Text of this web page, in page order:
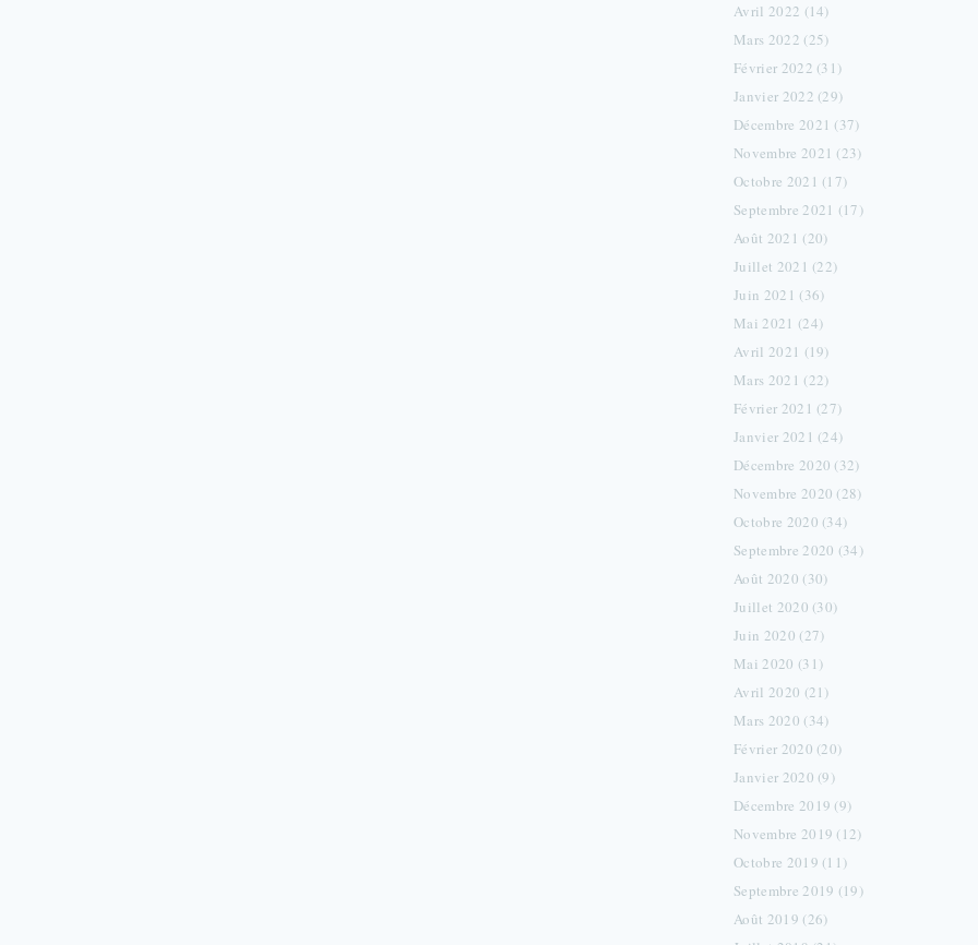
Avril 2022 (14)
Mars 2022 (25)
Février 2022 (31)
Janvier 2022 (29)
Décembre 2021 (37)
Novembre 2021 (23)
Octobre 2021 (17)
Septembre 2021 (17)
Août 2021 (20)
Juillet 2021 (22)
Juin 2021 (36)
Mai 2021 (24)
Avril 2021 (19)
Mars 2021 (22)
Février 2021 (27)
Janvier 2021 (24)
Décembre 2020 (32)
Novembre 2020 (28)
Octobre 2020 (34)
Septembre 2020 (34)
Août 2020 (30)
Juillet 2020 (30)
Juin 2020 (27)
Mai 2020 (31)
Avril 2020 (21)
Mars 2020 (34)
Février 2020 (20)
Janvier 2020 (9)
Décembre 2019 (9)
Novembre 2019 (12)
Octobre 2019 (11)
Septembre 2019 (19)
Août 2019 (26)